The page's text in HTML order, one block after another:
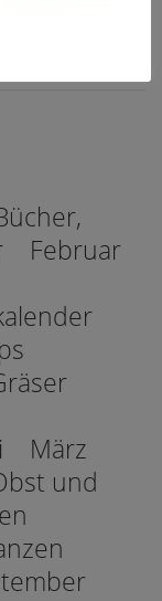
Februar
März
und